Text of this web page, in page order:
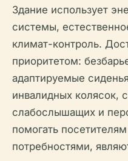
Здание использует
системы,
климат-контроль.
приоритетом:
адаптируемые
инвалидных колясок,
слабослышащих и
помогать
потребностями,